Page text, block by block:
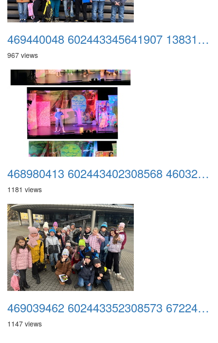
469440048 602443345641907 1383117753959954264 n
967 views
468980413 602443402308568 4603287923481668644 n
1181 views
469039462 602443352308573 6722439687256498253 n
1147 views